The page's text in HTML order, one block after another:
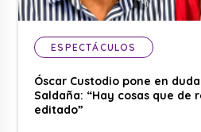
ESPECTÁCULOS
Óscar Custodio pone en
Saldaña: “Hay cosas que de
editado”